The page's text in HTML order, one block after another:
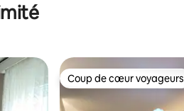
Coup de cœur voyageurs
Coup de cœur voyageurs